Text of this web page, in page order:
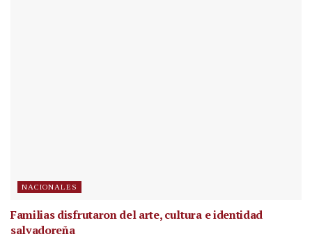
NACIONALES
Familias disfrutaron del arte, cultura e identidad
salvadoreña